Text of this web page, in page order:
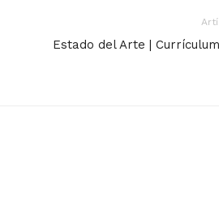
Estado del Arte |